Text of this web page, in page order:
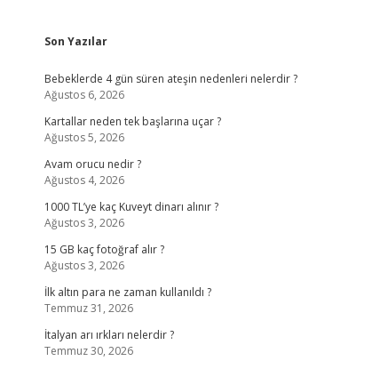
Sidebar
Son Yazılar
Bebeklerde 4 gün süren ateşin nedenleri nelerdir ?
Ağustos 6, 2026
Kartallar neden tek başlarına uçar ?
Ağustos 5, 2026
Avam orucu nedir ?
Ağustos 4, 2026
1000 TL’ye kaç Kuveyt dinarı alınır ?
Ağustos 3, 2026
15 GB kaç fotoğraf alır ?
Ağustos 3, 2026
İlk altın para ne zaman kullanıldı ?
Temmuz 31, 2026
İtalyan arı ırkları nelerdir ?
Temmuz 30, 2026